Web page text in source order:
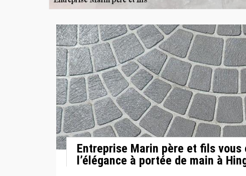
Entreprise Marin père et fils
l’élégance à portée de main à